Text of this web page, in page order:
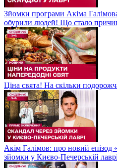
Зйомки програми Акіма
обурили людей! Що стало
Ціна свята! На скільки
Акім Галімов: про новий епізод
зйомки у Києво-Печерській лаврі